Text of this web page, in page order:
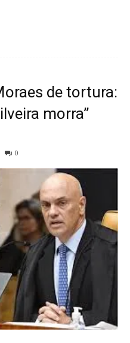
de tortura:
morra”
0